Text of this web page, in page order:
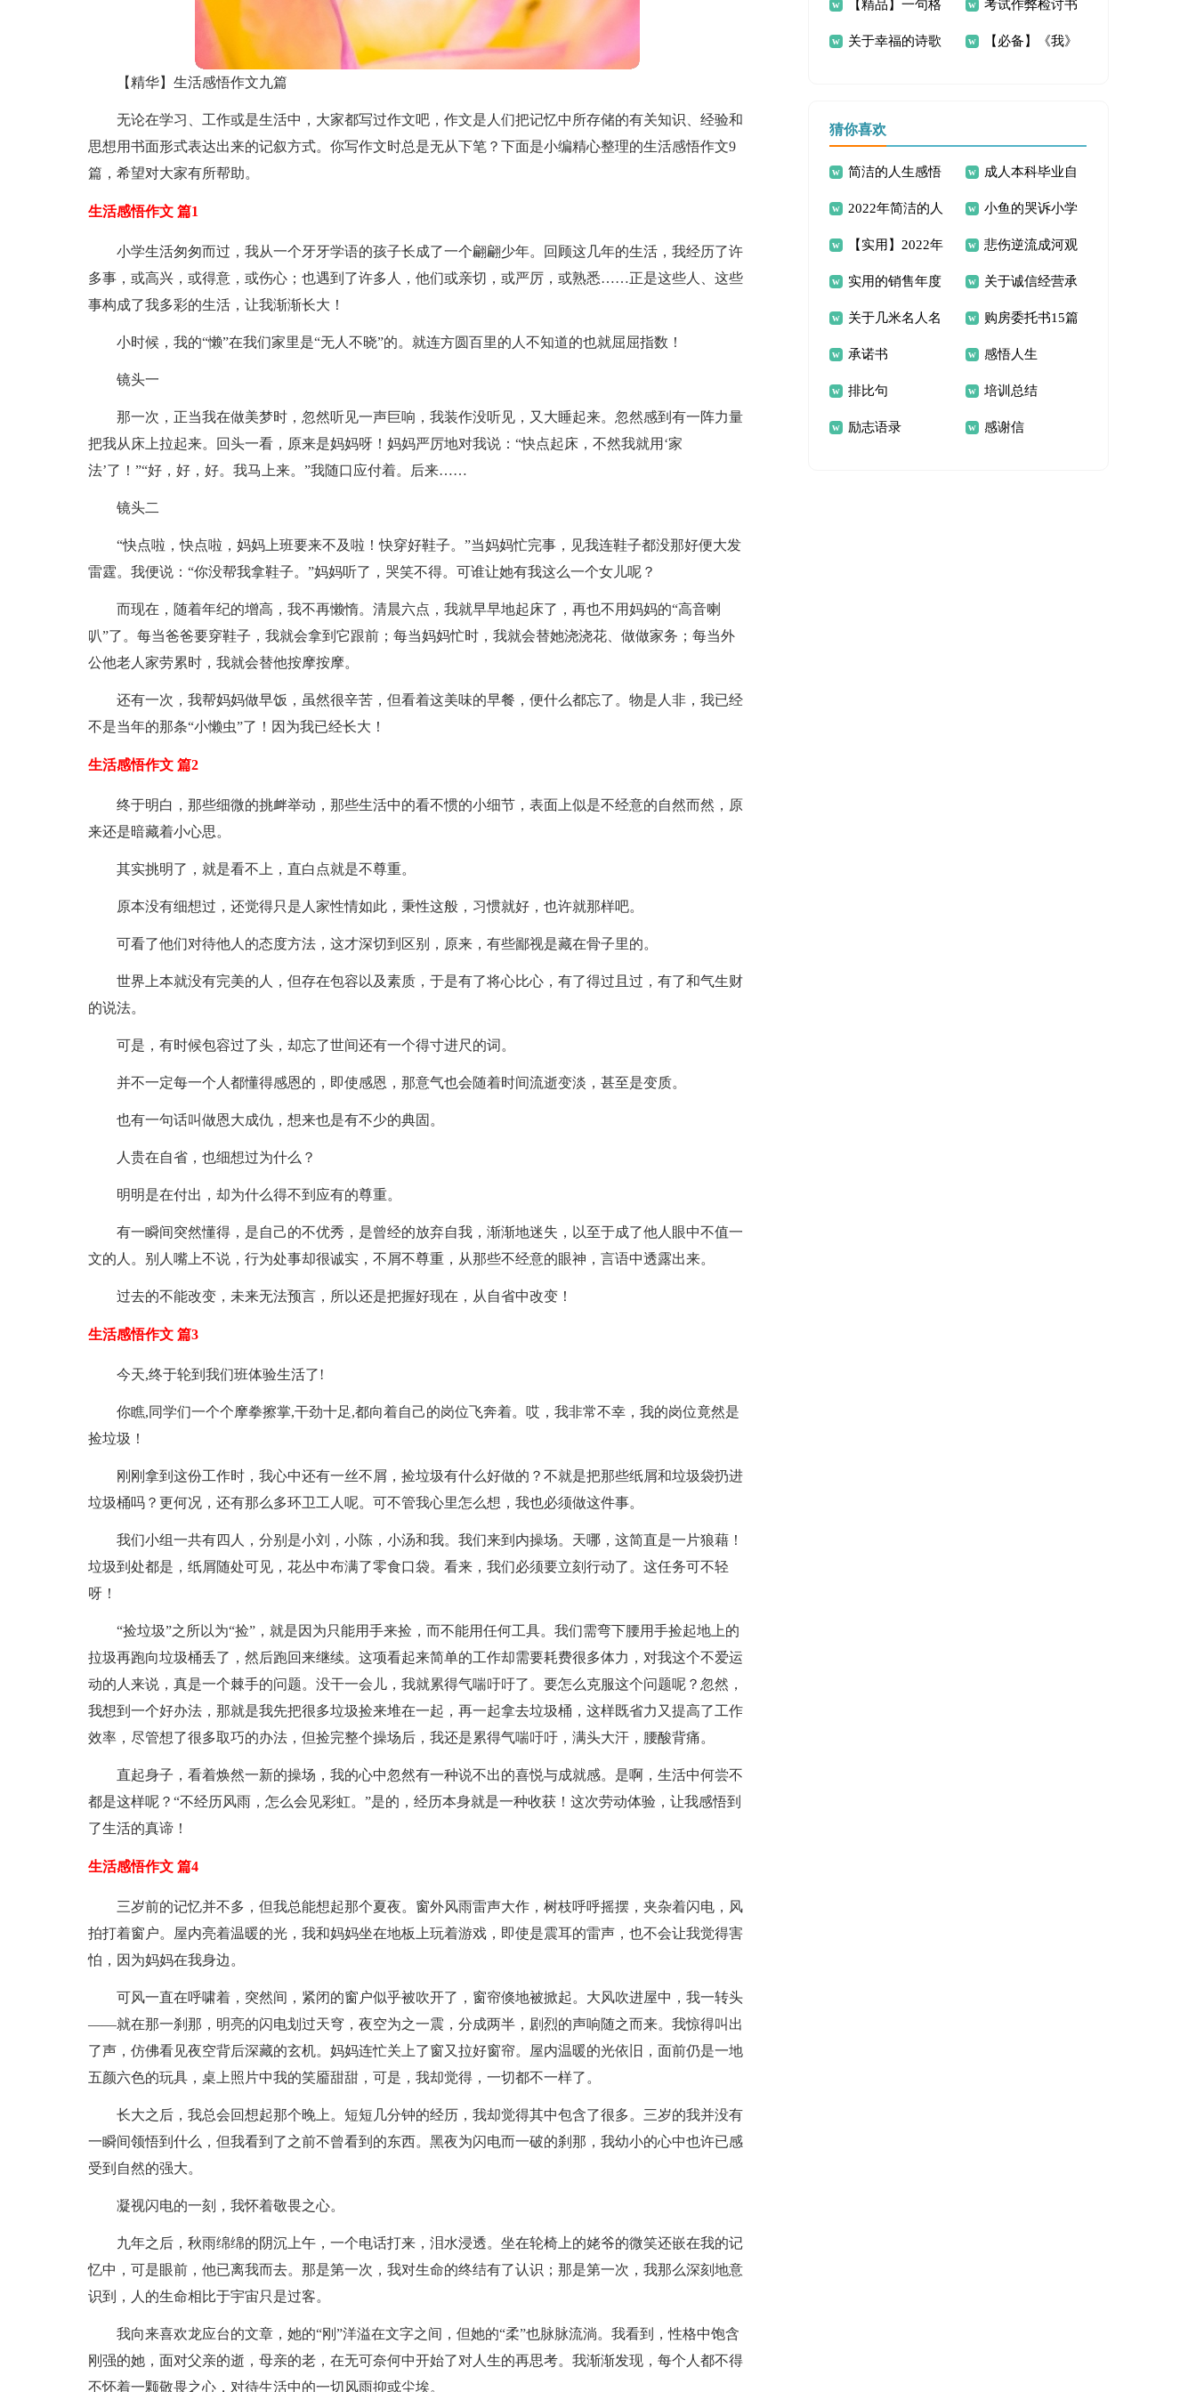
【精华】生活感悟作文九篇
无论在学习、工作或是生活中，大家都写过作文吧，作文是人们把记忆中所存储的有关知识、经验和
思想用书面形式表达出来的记叙方式。你写作文时总是无从下笔？下面是小编精心整理的生活感悟作文9
篇，希望对大家有所帮助。
生活感悟作文 篇1
小学生活匆匆而过，我从一个牙牙学语的孩子长成了一个翩翩少年。回顾这几年的生活，我经历了许
多事，或高兴，或得意，或伤心；也遇到了许多人，他们或亲切，或严厉，或熟悉……正是这些人、这些
事构成了我多彩的生活，让我渐渐长大！
小时候，我的“懒”在我们家里是“无人不晓”的。就连方圆百里的人不知道的也就屈屈指数！
镜头一
那一次，正当我在做美梦时，忽然听见一声巨响，我装作没听见，又大睡起来。忽然感到有一阵力量
把我从床上拉起来。回头一看，原来是妈妈呀！妈妈严厉地对我说：“快点起床，不然我就用‘家
法’了！”“好，好，好。我马上来。”我随口应付着。后来……
镜头二
“快点啦，快点啦，妈妈上班要来不及啦！快穿好鞋子。”当妈妈忙完事，见我连鞋子都没那好便大发
雷霆。我便说：“你没帮我拿鞋子。”妈妈听了，哭笑不得。可谁让她有我这么一个女儿呢？
而现在，随着年纪的增高，我不再懒惰。清晨六点，我就早早地起床了，再也不用妈妈的“高音喇
叭”了。每当爸爸要穿鞋子，我就会拿到它跟前；每当妈妈忙时，我就会替她浇浇花、做做家务；每当外
公他老人家劳累时，我就会替他按摩按摩。
还有一次，我帮妈妈做早饭，虽然很辛苦，但看着这美味的早餐，便什么都忘了。物是人非，我已经
不是当年的那条“小懒虫”了！因为我已经长大！
生活感悟作文 篇2
终于明白，那些细微的挑衅举动，那些生活中的看不惯的小细节，表面上似是不经意的自然而然，原
来还是暗藏着小心思。
其实挑明了，就是看不上，直白点就是不尊重。
原本没有细想过，还觉得只是人家性情如此，秉性这般，习惯就好，也许就那样吧。
可看了他们对待他人的态度方法，这才深切到区别，原来，有些鄙视是藏在骨子里的。
世界上本就没有完美的人，但存在包容以及素质，于是有了将心比心，有了得过且过，有了和气生财
的说法。
可是，有时候包容过了头，却忘了世间还有一个得寸进尺的词。
并不一定每一个人都懂得感恩的，即使感恩，那意气也会随着时间流逝变淡，甚至是变质。
也有一句话叫做恩大成仇，想来也是有不少的典固。
人贵在自省，也细想过为什么？
明明是在付出，却为什么得不到应有的尊重。
有一瞬间突然懂得，是自己的不优秀，是曾经的放弃自我，渐渐地迷失，以至于成了他人眼中不值一
文的人。别人嘴上不说，行为处事却很诚实，不屑不尊重，从那些不经意的眼神，言语中透露出来。
过去的不能改变，未来无法预言，所以还是把握好现在，从自省中改变！
生活感悟作文 篇3
今天,终于轮到我们班体验生活了!
你瞧,同学们一个个摩拳擦掌,干劲十足,都向着自己的岗位飞奔着。哎，我非常不幸，我的岗位竟然是
捡垃圾！
刚刚拿到这份工作时，我心中还有一丝不屑，捡垃圾有什么好做的？不就是把那些纸屑和垃圾袋扔进
垃圾桶吗？更何况，还有那么多环卫工人呢。可不管我心里怎么想，我也必须做这件事。
我们小组一共有四人，分别是小刘，小陈，小汤和我。我们来到内操场。天哪，这简直是一片狼藉！
垃圾到处都是，纸屑随处可见，花丛中布满了零食口袋。看来，我们必须要立刻行动了。这任务可不轻
呀！
“捡垃圾”之所以为“捡”，就是因为只能用手来捡，而不能用任何工具。我们需弯下腰用手捡起地上的
拉圾再跑向垃圾桶丢了，然后跑回来继续。这项看起来简单的工作却需要耗费很多体力，对我这个不爱运
动的人来说，真是一个棘手的问题。没干一会儿，我就累得气喘吁吁了。要怎么克服这个问题呢？忽然，
我想到一个好办法，那就是我先把很多垃圾捡来堆在一起，再一起拿去垃圾桶，这样既省力又提高了工作
效率，尽管想了很多取巧的办法，但捡完整个操场后，我还是累得气喘吁吁，满头大汗，腰酸背痛。
直起身子，看着焕然一新的操场，我的心中忽然有一种说不出的喜悦与成就感。是啊，生活中何尝不
都是这样呢？“不经历风雨，怎么会见彩虹。”是的，经历本身就是一种收获！这次劳动体验，让我感悟到
了生活的真谛！
生活感悟作文 篇4
三岁前的记忆并不多，但我总能想起那个夏夜。窗外风雨雷声大作，树枝呼呼摇摆，夹杂着闪电，风
拍打着窗户。屋内亮着温暖的光，我和妈妈坐在地板上玩着游戏，即使是震耳的雷声，也不会让我觉得害
怕，因为妈妈在我身边。
可风一直在呼啸着，突然间，紧闭的窗户似乎被吹开了，窗帘倏地被掀起。大风吹进屋中，我一转头
——就在那一刹那，明亮的闪电划过天穹，夜空为之一震，分成两半，剧烈的声响随之而来。我惊得叫出
了声，仿佛看见夜空背后深藏的玄机。妈妈连忙关上了窗又拉好窗帘。屋内温暖的光依旧，面前仍是一地
五颜六色的玩具，桌上照片中我的笑靥甜甜，可是，我却觉得，一切都不一样了。
长大之后，我总会回想起那个晚上。短短几分钟的经历，我却觉得其中包含了很多。三岁的我并没有
一瞬间领悟到什么，但我看到了之前不曾看到的东西。黑夜为闪电而一破的刹那，我幼小的心中也许已感
受到自然的强大。
凝视闪电的一刻，我怀着敬畏之心。
九年之后，秋雨绵绵的阴沉上午，一个电话打来，泪水浸透。坐在轮椅上的姥爷的微笑还嵌在我的记
忆中，可是眼前，他已离我而去。那是第一次，我对生命的终结有了认识；那是第一次，我那么深刻地意
识到，人的生命相比于宇宙只是过客。
我向来喜欢龙应台的文章，她的“刚”洋溢在文字之间，但她的“柔”也脉脉流淌。我看到，性格中饱含
刚强的她，面对父亲的逝，母亲的老，在无可奈何中开始了对人生的再思考。我渐渐发现，每个人都不得
不怀着一颗敬畏之心，对待生活中的一切风雨抑或尘埃。
中作文300字八篇
【精品】一句格
言作文300字3篇
考试作弊检讨书
关于幸福的诗歌 【必备】《我》
猜你喜欢
简洁的人生感悟
的句子汇编88条
成人本科毕业自
我鉴定
2022年简洁的人
生感悟句子合集66
条
小鱼的哭诉小学
作文
【实用】2022年
人生格言座右铭合集
69条
悲伤逆流成河观
后感
实用的销售年度
工作计划4篇
关于诚信经营承
诺书范文汇总六篇
关于几米名人名
言句子30句精选
购房委托书15篇
承诺书 感悟人生
排比句 培训总结
励志语录 感谢信